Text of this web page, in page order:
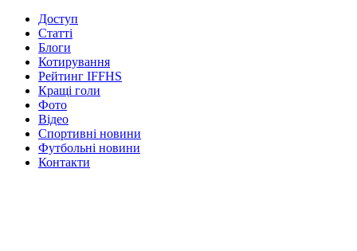
Доступ
Статті
Блоги
Котирування
Рейтинг IFFHS
Кращі голи
Фото
Відео
Спортивні новини
Футбольні новини
Контакти